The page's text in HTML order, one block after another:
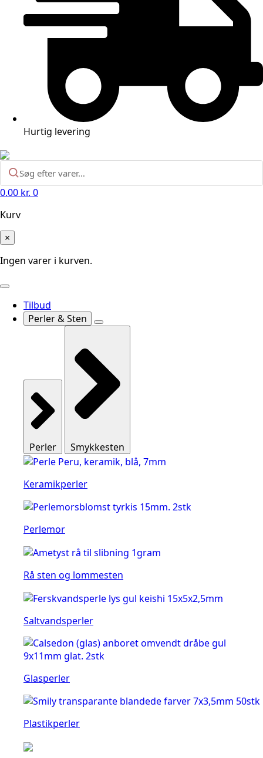
Hurtig levering
0.00 kr. 0
Kurv
×
Ingen varer i kurven.
Tilbud
Perler & Sten
Perler Smykkesten
Keramikperler
Perlemor
Rå sten og lommesten
Saltvandsperler
Glasperler
Plastikperler